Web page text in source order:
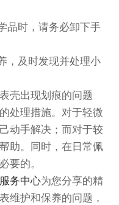
时，请务必卸下手
及时发现并处理小
出现划痕的问题
处理措施。对于轻微
动手解决；而对于较
助。同时，在日常佩
要的。
务中心为您分享的精
维护和保养的问题，